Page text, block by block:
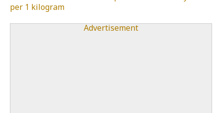
per 1 kilogram
Advertisement